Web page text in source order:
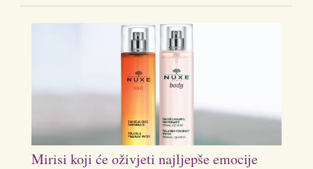
Mirisi koji će oživjeti najljepše emocije